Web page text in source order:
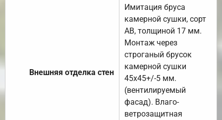
Внешняя отделка стен
Имитация бруса
камерной сушки, сорт
АВ, толщиной 17 мм.
Монтаж через
строганый брусок
камерной сушки
45х45+/-5 мм.
(вентилируемый
фасад). Влаго-
ветрозащитная